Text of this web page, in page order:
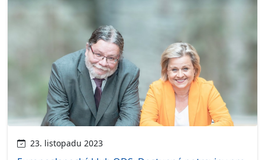
23. listopadu 2023